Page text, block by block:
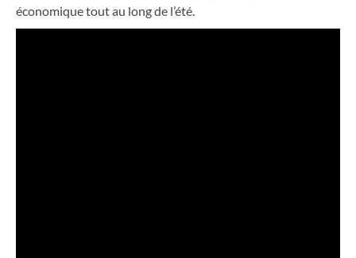
économique tout au long de l’été.